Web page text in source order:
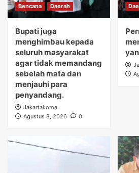
Bencana Daerah
Bupati juga
menghimbau kepada
seluruh masyarakat
agar tidak memandang
sebelah mata dan
menjauhi para
penyandang.
Jakartakoma
Agustus 8, 2026
0